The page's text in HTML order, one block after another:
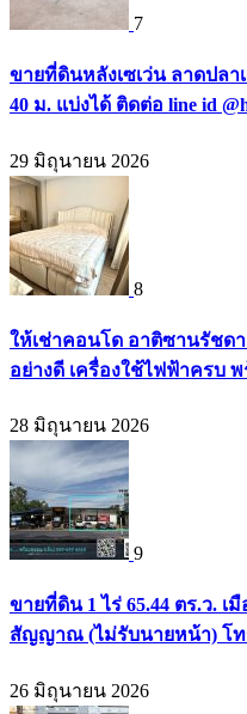
7
ขายที่ดินหลังเซเว่น ลาดปลา
40 ม. แบ่งได้ ติดต่อ line id
29 มิถุนายน 2026
8
ให้เช่าคอนโด อาติซานรัชดา
อย่างดี เครื่องใช้ไฟฟ้าครบ พ
28 มิถุนายน 2026
9
ขายที่ดิน 1 ไร่ 65.44 ตร.ว. เ
สัญญาณ (ไม่รับนายหน้า) โทร
26 มิถุนายน 2026